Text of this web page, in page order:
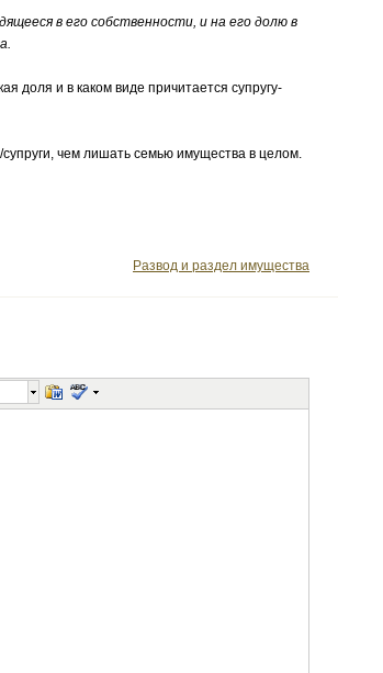
в его собственности, и на его долю в
доля и в каком виде причитается супругу-
чем лишать семью имущества в целом.
Развод и раздел имущества